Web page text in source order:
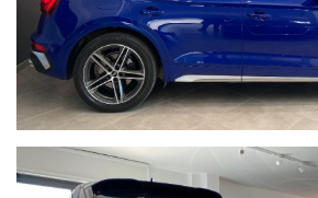
- Pacchetto interni S con sedili sportivi
- Pacchetto luci ambiente pro con luce
ventilazione sedili anteriori.
N.B. Nonostante il nostro impegno per
delle informazioni sulla vettura, la
accessori indicati nella presente scheda
coincidere con l’effettivo